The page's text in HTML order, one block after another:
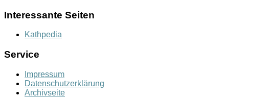
Interessante Seiten
Kathpedia
Service
Impressum
Datenschutzerklärung
Archivseite